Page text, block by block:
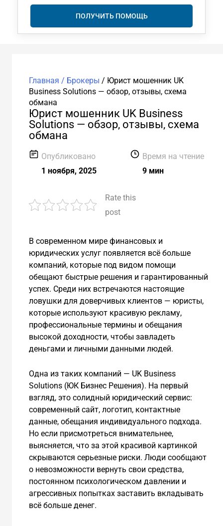
ПОЛУЧИТЬ ПОМОЩЬ
Главная / Брокеры / Юрист мошенник UK
Business Solutions — обзор, отзывы, схема
обмана
Юрист мошенник UK Business
Solutions — обзор, отзывы, схема
обмана
Опубликовано
1 ноября, 2025
Время на чтение
9 мин
Rate this
post
В современном мире финансовых и
юридических услуг появляется всё больше
компаний, которые под видом помощи
обещают быстрые решения и гарантированный
успех. Среди них встречаются настоящие
ловушки для доверчивых клиентов — юристы,
которые используют красивую рекламу,
профессиональные термины и обещания
высокой доходности, чтобы завладеть
деньгами и личными данными людей.
Одна из таких компаний — UK Business
Solutions (ЮК Бизнес Решения). На первый
взгляд, это солидный юридический сервис:
современный сайт, логотип, контактные
данные, обещания индивидуального подхода.
Но если присмотреться внимательнее,
выясняется, что за этой красивой картинкой
скрываются серьезные риски. Люди сообщают
о невозможности вернуть свои средства,
постоянном психологическом давлении и
агрессивных попытках заставить вкладывать
всё больше денег.